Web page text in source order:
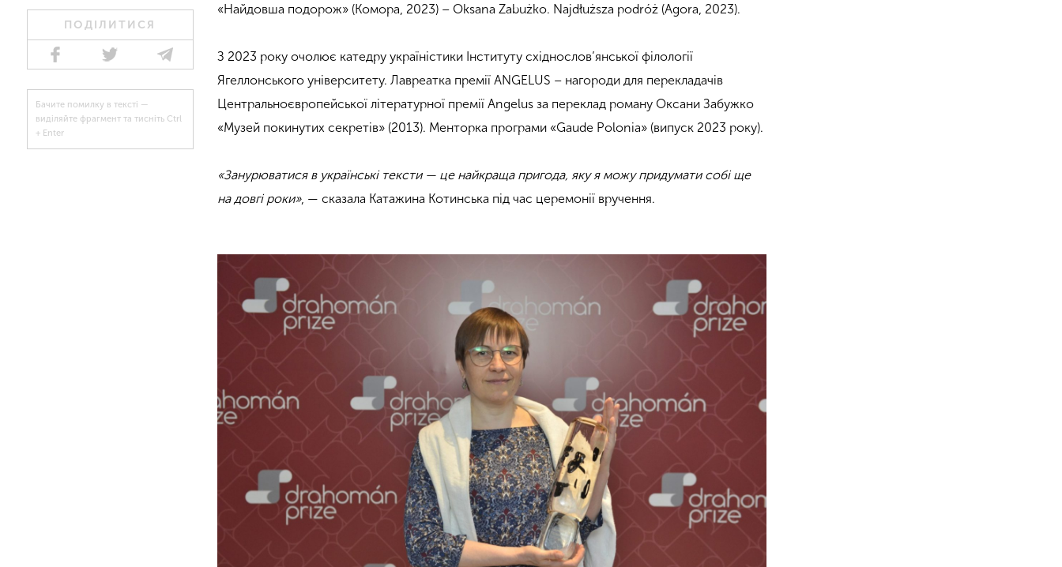
ПОДІЛИТИСЯ
Бачите помилку в тексті —
виділяйте фрагмент та тисніть Ctrl
+ Enter
«Найдовша подорож» (Комора, 2023) – Oksana Zabużko. Najdłuższa podróż (Agora, 2023).
З 2023 року очолює катедру україністики Інституту східнослов’янської філології
Ягеллонського університету. Лавреатка премії ANGELUS – нагороди для перекладачів
Центральноєвропейської літературної премії Angelus за переклад роману Оксани Забужко
«Музей покинутих секретів» (2013). Менторка програми «Gaude Polonia» (випуск 2023 року).
«Занурюватися в українські тексти — це найкраща пригода, яку я можу придумати собі ще
на довгі роки», — сказала Катажина Котинська під час церемонії вручення.